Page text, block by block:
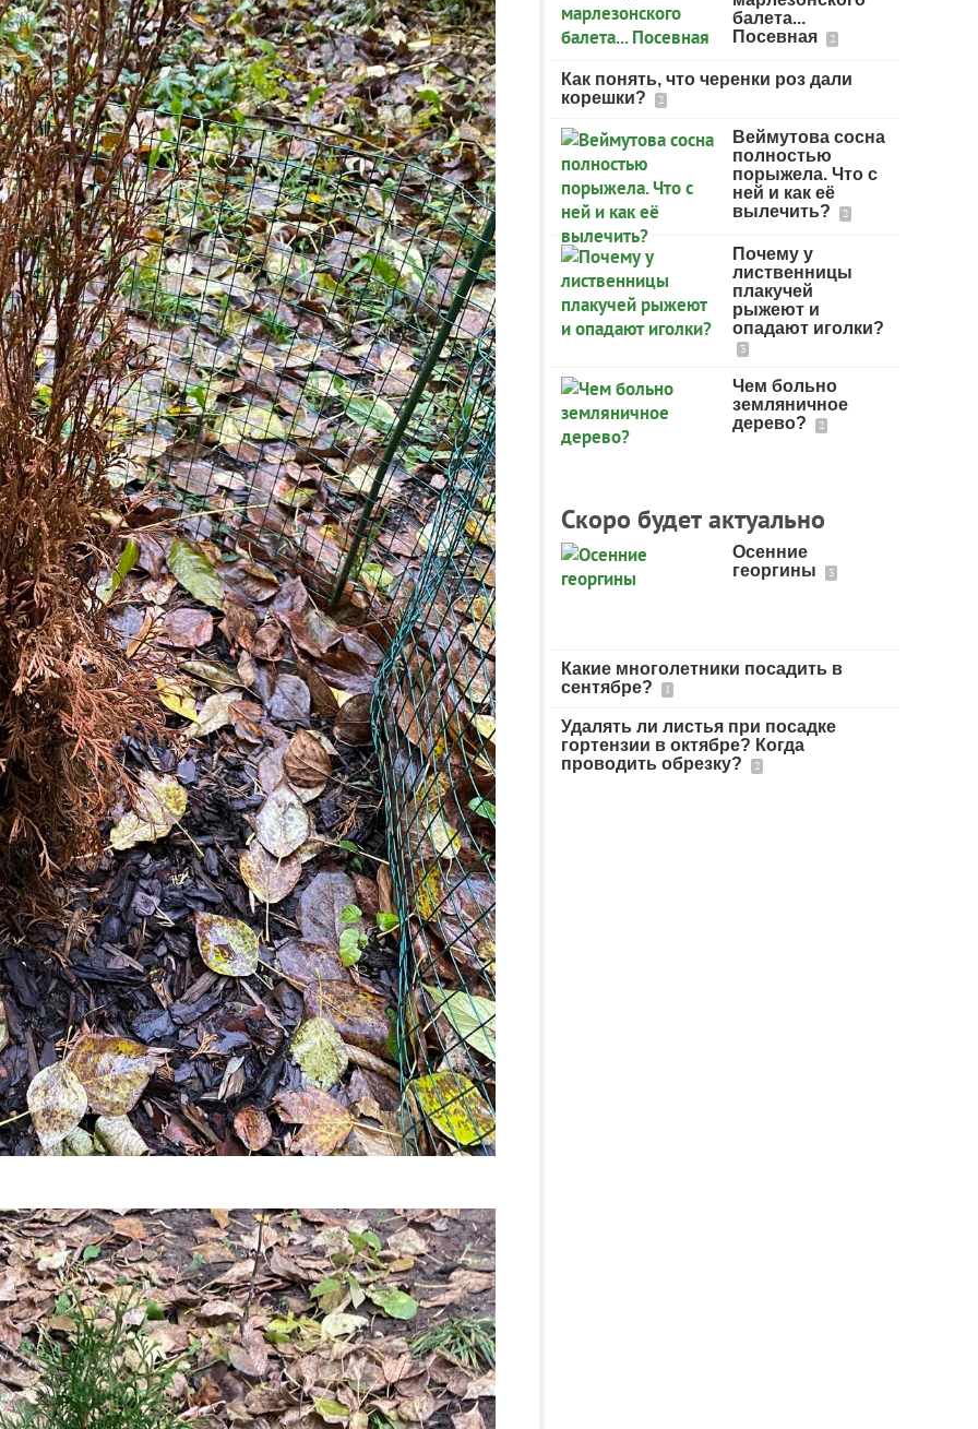
балета...
Посевная
2
Как понять, что черенки роз дали
корешки?
2
Веймутова сосна
полностью
порыжела. Что с
ней и как её
вылечить?
2
Почему у
лиственницы
плакучей
рыжеют и
опадают иголки?
3
Чем больно
земляничное
дерево?
2
Скоро будет актуально
Осенние
георгины
3
Какие многолетники посадить в
сентябре?
1
Удалять ли листья при посадке
гортензии в октябре? Когда
проводить обрезку?
2